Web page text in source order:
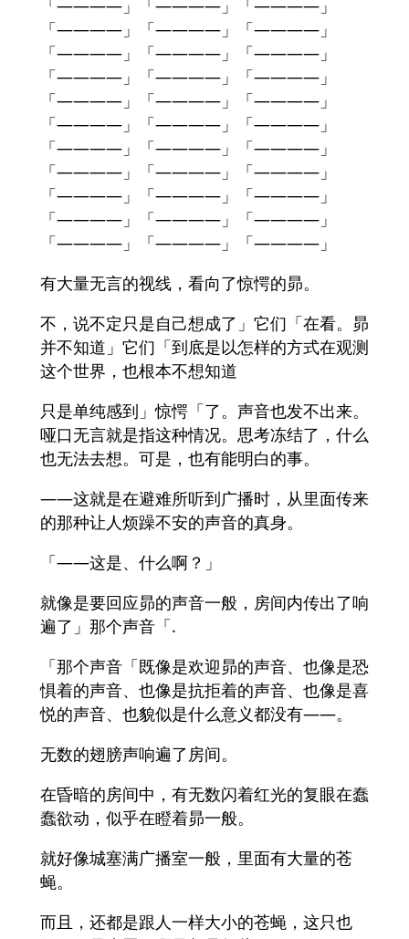
「――――」「――――」「――――」
「――――」「――――」「――――」
「――――」「――――」「――――」
「――――」「――――」「――――」
「――――」「――――」「――――」
「――――」「――――」「――――」
「――――」「――――」「――――」
「――――」「――――」「――――」
「――――」「――――」「――――」
「――――」「――――」「――――」
「――――」「――――」「――――」
有大量无言的视线，看向了惊愕的昴。
不，说不定只是自己想成了」它们「在看。昴
并不知道」它们「到底是以怎样的方式在观测
这个世界，也根本不想知道
只是单纯感到」惊愕「了。声音也发不出来。
哑口无言就是指这种情况。思考冻结了，什么
也无法去想。可是，也有能明白的事。
――这就是在避难所听到广播时，从里面传来
的那种让人烦躁不安的声音的真身。
「――这是、什么啊？」
就像是要回应昴的声音一般，房间内传出了响
遍了」那个声音「.
「那个声音「既像是欢迎昴的声音、也像是恐
惧着的声音、也像是抗拒着的声音、也像是喜
悦的声音、也貌似是什么意义都没有――。
无数的翅膀声响遍了房间。
在昏暗的房间中，有无数闪着红光的复眼在蠢
蠢欲动，似乎在瞪着昴一般。
就好像城塞满广播室一般，里面有大量的苍
蝇。
而且，还都是跟人一样大小的苍蝇，这只也